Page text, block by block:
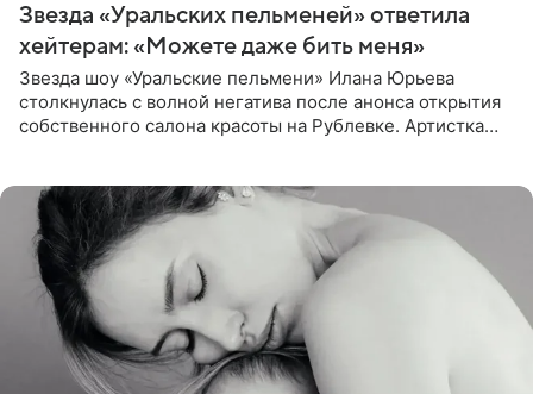
Звезда «Уральских пельменей» ответила
хейтерам: «Можете даже бить меня»
Звезда шоу «Уральские пельмени» Илана Юрьева
столкнулась с волной негатива после анонса открытия
собственного салона красоты на Рублевке. Артистка